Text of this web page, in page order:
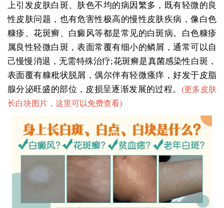
上引发皮肤白斑、肤色不均的病因繁多，既有轻微的良
性皮肤问题，也有危害性极高的慢性皮肤疾病，像白色
糠疹、花斑癣、白癜风等都是常见的白斑病。白色糠疹
属良性轻微白斑，表面常覆有细小的鳞屑，通常可以自
己慢慢消退，无需特殊治疗;花斑癣是真菌感染性白斑，
表面覆有糠秕状脱屑，偶尔伴有轻微瘙痒，好发于皮脂
腺分泌旺盛的部位，皮损呈逐渐发展的过程。 (更多皮肤
长白块图片，这里可以免费查看)